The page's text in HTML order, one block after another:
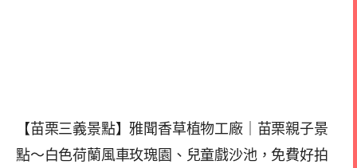
【苗栗三義景點】雅聞香草植物工廠｜苗栗親子景
點～白色荷蘭風車玫瑰園、兒童戲沙池，免費好拍